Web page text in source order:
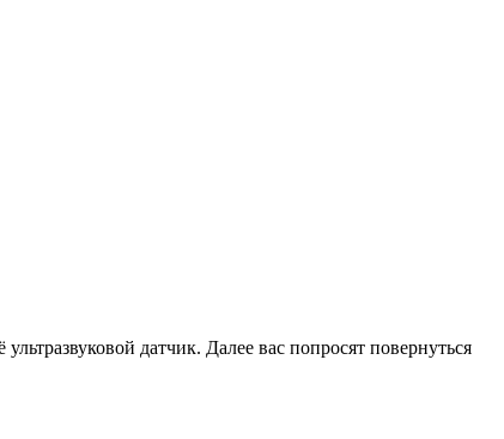
датчик. Далее вас попросят повернуться